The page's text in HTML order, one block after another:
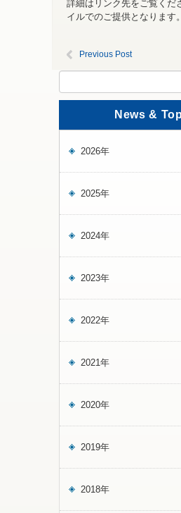
詳細はリンク先をご覧くだ
イルでのご提供となります。
Previous Post
News &
2026年
2025年
2024年
2023年
2022年
2021年
2020年
2019年
2018年